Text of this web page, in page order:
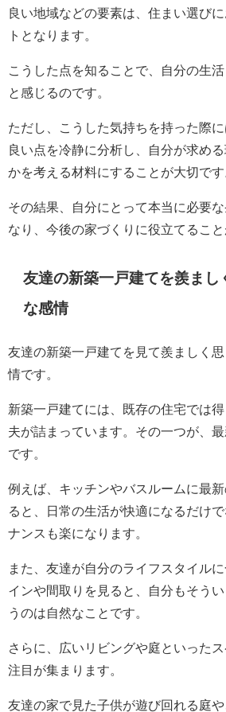
良い地域などの要素は、住まい選び
トとなります。
こうした点を知ることで、自分の生
と感じるのです。
ただし、こうした気持ちを持った際
良い点を冷静に分析し、自分が求め
かを考える材料にすることが大切です
その結果、自分にとって本当に必要
なり、今後の家づくりに役立てること
友達の新築一戸建てを羨まし
な感情
友達の新築一戸建てを見て羨ましく
情です。
新築一戸建てには、既存の住宅では
夫が詰まっています。その一つが、
です。
例えば、キッチンやバスルームに最
ると、日常の生活が快適になるだけ
ナンスも楽になります。
また、友達が自分のライフスタイル
インや間取りを見ると、自分もそう
うのは自然なことです。
さらに、広いリビングや庭といった
注目が集まります。
友達の家で見た子供が遊び回れる庭